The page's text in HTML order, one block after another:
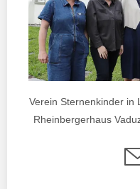
Verein Sternenkinder in
Rheinbergerhaus